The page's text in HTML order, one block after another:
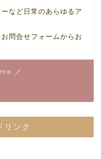
など日常のあらゆるア
問合せフォームからお
／
リンク